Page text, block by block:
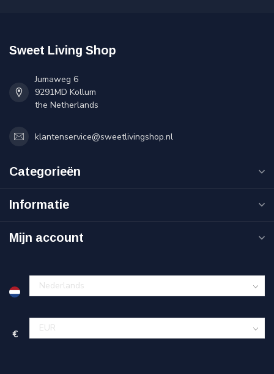
Sweet Living Shop
Jumaweg 6
9291MD Kollum
the Netherlands
klantenservice@sweetlivingshop.nl
Categorieën
Informatie
Mijn account
€